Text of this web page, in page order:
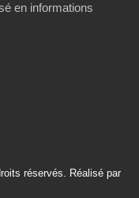
en informations
réservés. Réalisé par